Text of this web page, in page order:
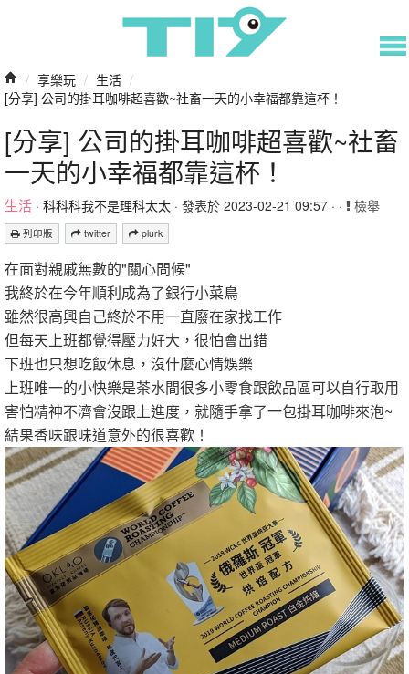
/ 享樂玩 / 生活 /
[分享] 公司的掛耳咖啡超喜歡~社畜一天的小幸福都靠這杯！
[分享] 公司的掛耳咖啡超喜歡~社畜
一天的小幸福都靠這杯！
生活 · 科科科我不是理科太太 · 發表於 2023-02-21 09:57 · · 檢舉
列印版 twitter plurk
在面對親戚無數的"關心問候"
我終於在今年順利成為了銀行小菜鳥
雖然很高興自己終於不用一直廢在家找工作
但每天上班都覺得壓力好大，很怕會出錯
下班也只想吃飯休息，沒什麼心情娛樂
上班唯一的小快樂是茶水間很多小零食跟飲品區可以自行取用
害怕精神不濟會沒跟上進度，就隨手拿了一包掛耳咖啡來泡~
結果香味跟味道意外的很喜歡！